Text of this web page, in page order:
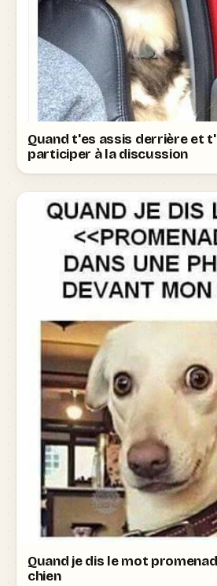
Quand t'es assis derrière et
participer à la discussion
Quand je dis le mot
chien